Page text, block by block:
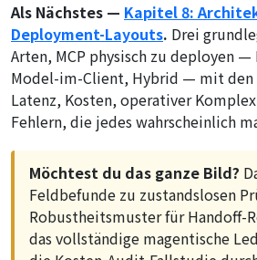
Als Nächstes — Kapitel 8:
Deployment-Layouts. Drei
Arten, MCP physisch zu deployen
Model-im-Client, Hybrid — mit den
Latenz, Kosten, operativer
Fehlern, die jedes wahrscheinlich
Möchtest du das ganze Bild?
Feldbefunde zu zustandslosen
Robustheitsmuster für Handoff-
das vollständige magentische